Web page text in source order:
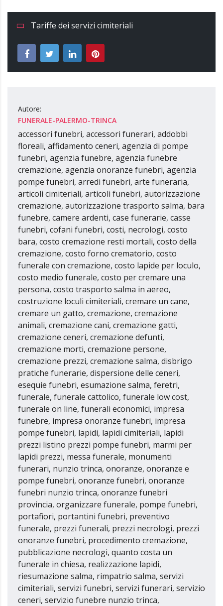
Tariffe dei servizi cimiteriali
Autore:
FUNERALE-PALERMO-TRINCA
accessori funebri, accessori funerari, addobbi
floreali, affidamento ceneri, agenzia di pompe
funebri, agenzia funebre, agenzia funebre
cremazione, agenzia onoranze funebri, agenzia
pompe funebri, arredi funebri, arte funeraria,
articoli cimiteriali, articoli funebri, autorizzazione
cremazione, autorizzazione trasporto salma, bara
funebre, camere ardenti, case funerarie, casse
funebri, cofani funebri, costi, necrologi, costo
bara, costo cremazione resti mortali, costo della
cremazione, costo forno crematorio, costo
funerale con cremazione, costo lapide per loculo,
costo medio funerale, costo per cremare una
persona, costo trasporto salma in aereo,
costruzione loculi cimiteriali, cremare un cane,
cremare un gatto, cremazione, cremazione
animali, cremazione cani, cremazione gatti,
cremazione ceneri, cremazione defunti,
cremazione morti, cremazione persone,
cremazione prezzi, cremazione salma, disbrigo
pratiche funerarie, dispersione delle ceneri,
esequie funebri, esumazione salma, feretri,
funerale, funerale cattolico, funerale low cost,
funerale on line, funerali economici, impresa
funebre, impresa onoranze funebri, impresa
pompe funebri, lapidi, lapidi cimiteriali, lapidi
prezzi listino prezzi pompe funebri, marmi per
lapidi prezzi, messa funerale, monumenti
funerari, nunzio trinca, onoranze, onoranze e
pompe funebri, onoranze funebri, onoranze
funebri nunzio trinca, onoranze funebri
provincia, organizzare funerale, pompe funebri,
portafiori, portantini funebri, preventivo
funerale, prezzi funerali, prezzi necrologi, prezzi
onoranze funebri, procedimento cremazione,
pubblicazione necrologi, quanto costa un
funerale in chiesa, realizzazione lapidi,
riesumazione salma, rimpatrio salma, servizi
cimiteriali, servizi funebri, servizi funerari, servizio
ceneri, servizio funebre nunzio trinca,